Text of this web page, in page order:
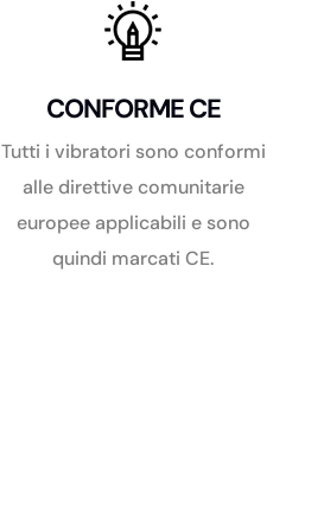
CONFORME CE
Tutti i vibratori sono conformi
alle direttive comunitarie
europee applicabili e sono
quindi marcati CE.